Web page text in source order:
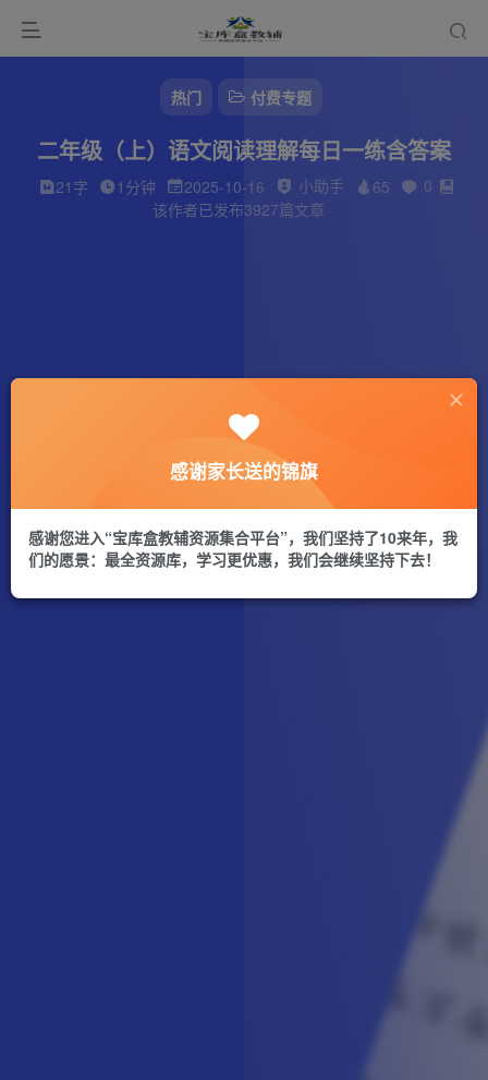
热门 付费专题
二年级（上）语文阅读理解每日一练含答案
21字 1分钟 2025-10-16 小助手 65
0
该作者已发布3927篇文章
感谢家长送的锦旗
感谢您进入“宝库盒教辅资源集合平台”，我们坚持了10来年，我
们的愿景：最全资源库，学习更优惠，我们会继续坚持下去！